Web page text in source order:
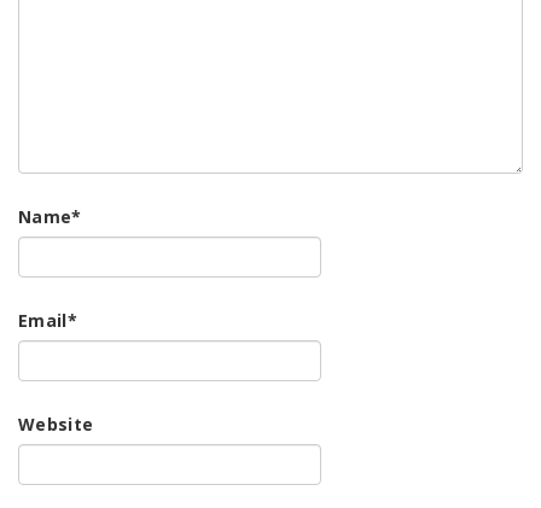
Name*
Email*
Website